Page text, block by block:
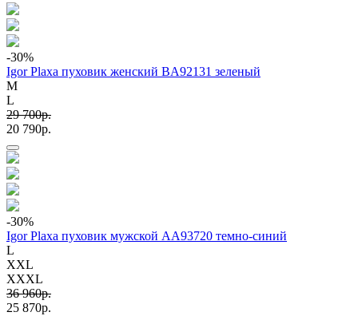
-30%
Igor Plaxa пуховик женский BA92131 зеленый
M
L
29 700p.
20 790p.
-30%
Igor Plaxa пуховик мужской AA93720 темно-синий
L
XXL
XXXL
36 960p.
25 870p.